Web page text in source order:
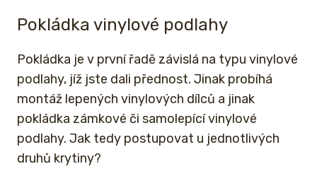
Pokládka vinylové podlahy
Pokládka je v první řadě závislá na typu vinylové
podlahy, jíž jste dali přednost. Jinak probíhá
montáž lepených vinylových dílců a jinak
pokládka zámkové či samolepící vinylové
podlahy. Jak tedy postupovat u jednotlivých
druhů krytiny?